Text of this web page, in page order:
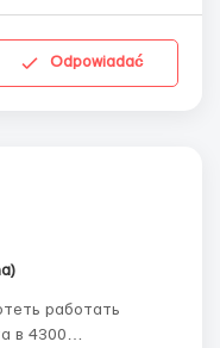
Odpowiadać
работать